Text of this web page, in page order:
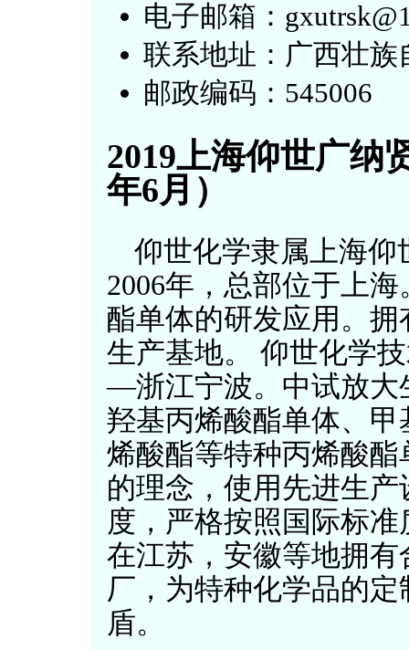
电子邮箱：
联系地址：广西壮族
邮政编码：545006
2019上海仰世广纳
年6月）
仰世化学隶属上海仰
2006年，总部位于上
酯单体的研发应用。
生产基地。 仰世化学
—浙江宁波。中试放大
羟基丙烯酸酯单体、
烯酸酯等特种丙烯酸
的理念，使用先进生
度，严格按照国际标
在江苏，安徽等地拥
厂，为特种化学品的
盾。